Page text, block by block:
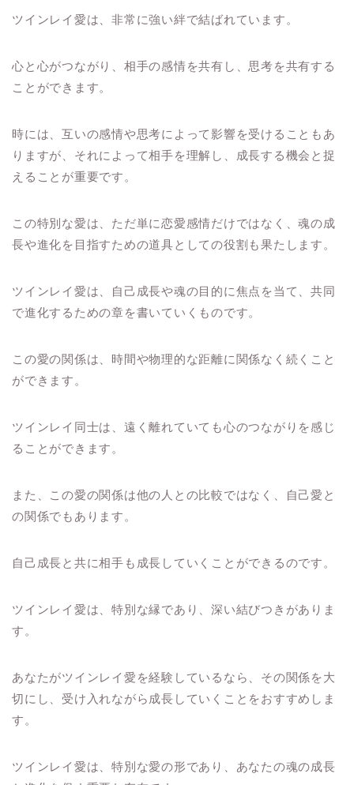
ツインレイ愛は、非常に強い絆で結ばれています。
心と心がつながり、相手の感情を共有し、思考を共有する
ことができます。
時には、互いの感情や思考によって影響を受けることもあ
りますが、それによって相手を理解し、成長する機会と捉
えることが重要です。
この特別な愛は、ただ単に恋愛感情だけではなく、魂の成
長や進化を目指すための道具としての役割も果たします。
ツインレイ愛は、自己成長や魂の目的に焦点を当て、共同
で進化するための章を書いていくものです。
この愛の関係は、時間や物理的な距離に関係なく続くこと
ができます。
ツインレイ同士は、遠く離れていても心のつながりを感じ
ることができます。
また、この愛の関係は他の人との比較ではなく、自己愛と
の関係でもあります。
自己成長と共に相手も成長していくことができるのです。
ツインレイ愛は、特別な縁であり、深い結びつきがありま
す。
あなたがツインレイ愛を経験しているなら、その関係を大
切にし、受け入れながら成長していくことをおすすめしま
す。
ツインレイ愛は、特別な愛の形であり、あなたの魂の成長